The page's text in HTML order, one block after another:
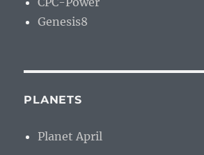
Genesis8
PLANETS
Planet April